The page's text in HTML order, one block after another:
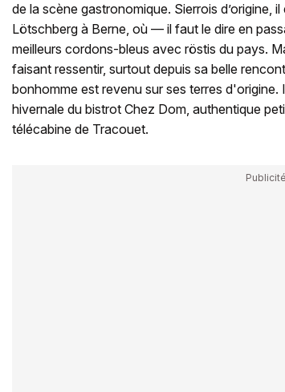
de la scène gastronomique. Sierrois d’origine,
Lötschberg à Berne, où — il faut le dire en
meilleurs cordons-bleus avec röstis du pays.
faisant ressentir, surtout depuis sa belle
bonhomme est revenu sur ses terres
hivernale du bistrot Chez Dom, authentique
télécabine de Tracouet.